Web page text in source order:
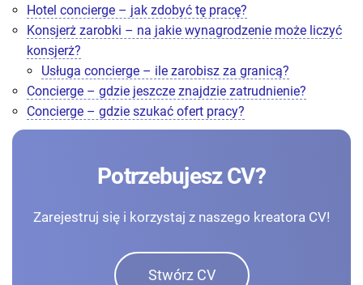
Hotel concierge – jak zdobyć tę pracę?
Konsjerż zarobki – na jakie wynagrodzenie może liczyć
konsjerż?
Usługa concierge – ile zarobisz za granicą?
Concierge – gdzie jeszcze znajdzie zatrudnienie?
Concierge – gdzie szukać ofert pracy?
Potrzebujesz CV?
Zarejestruj się i korzystaj z naszego kreatora CV!
Stwórz CV